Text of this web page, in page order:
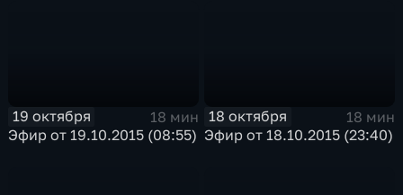
19 октября
18 мин
Эфир от 19.10.2015 (08:55)
18 октября
18 мин
Эфир от 18.10.2015 (23:40)